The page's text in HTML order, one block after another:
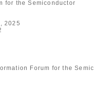
for the Semiconductor
2025
Forum for the